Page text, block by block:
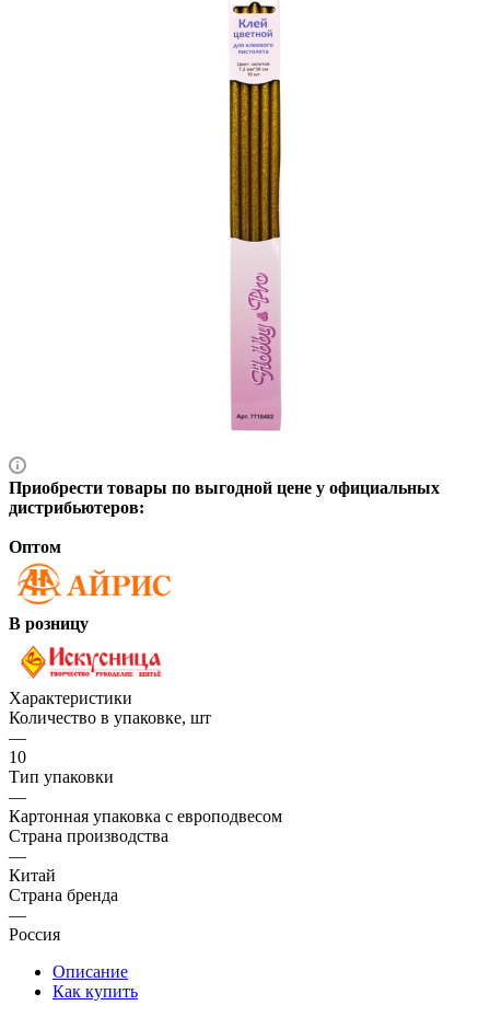
Приобрести товары по выгодной цене у официальных
дистрибьютеров:
Оптом
В розницу
Характеристики
Количество в упаковке, шт
—
10
Тип упаковки
—
Картонная упаковка с европодвесом
Страна производства
—
Китай
Страна бренда
—
Россия
Описание
Как купить